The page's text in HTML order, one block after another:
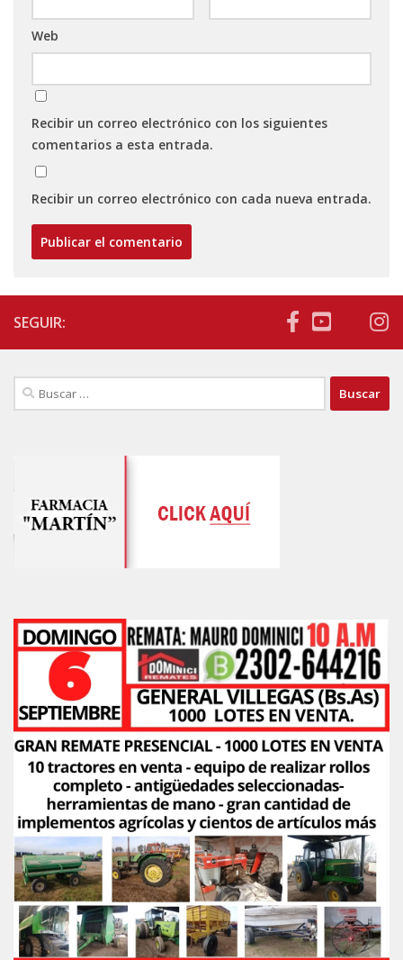
Web
Recibir un correo electrónico con los siguientes
comentarios a esta entrada.
Recibir un correo electrónico con cada nueva entrada.
SEGUIR:
Buscar: